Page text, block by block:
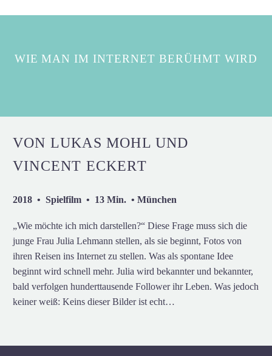
WIE MAN IM INTERNET BERÜHMT WIRD
VON LUKAS MOHL UND
VINCENT ECKERT
2018 • Spielfilm • 13 Min. • München
„Wie möchte ich mich darstellen?“ Diese Frage muss sich die
junge Frau Julia Lehmann stellen, als sie beginnt, Fotos von
ihren Reisen ins Internet zu stellen. Was als spontane Idee
beginnt wird schnell mehr. Julia wird bekannter und bekannter,
bald verfolgen hunderttausende Follower ihr Leben. Was jedoch
keiner weiß: Keins dieser Bilder ist echt…